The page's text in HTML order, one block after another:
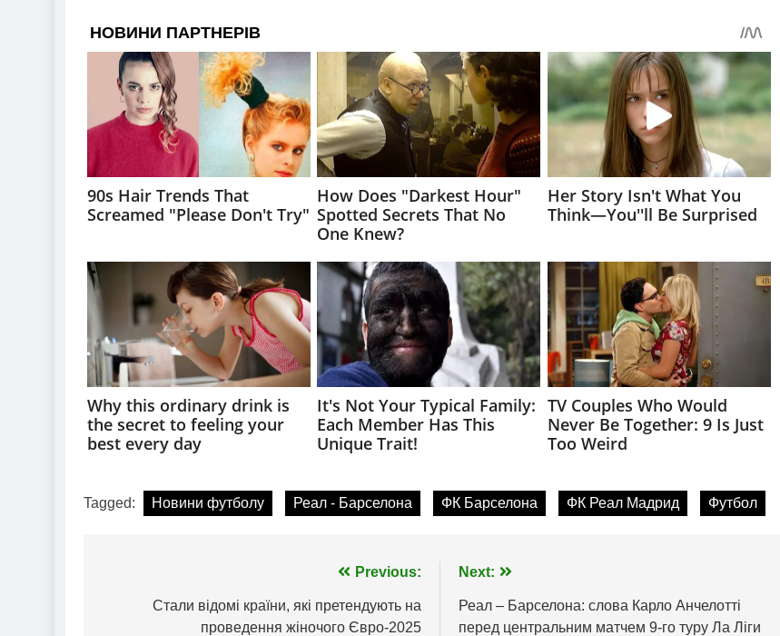
Tagged: Новини футболу Реал - Барселона ФК Барселона ФК Реал Мадрид Футбол
записів
Previous:
Стали відомі країни, які претендують на
проведення жіночого Євро-2025
Next:
Реал – Барселона: слова Карло Анчелотті
перед центральним матчем 9-го туру Ла Ліги